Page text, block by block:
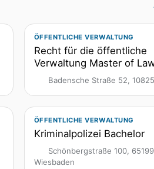
ÖFFENTLICHE VERWALTUNG
Recht für die öffentliche
Verwaltung Master of
Badensche Straße 52,
ÖFFENTLICHE VERWALTUNG
Kriminalpolizei Bachelor
Schönbergstraße 100, 65199
Wiesbaden